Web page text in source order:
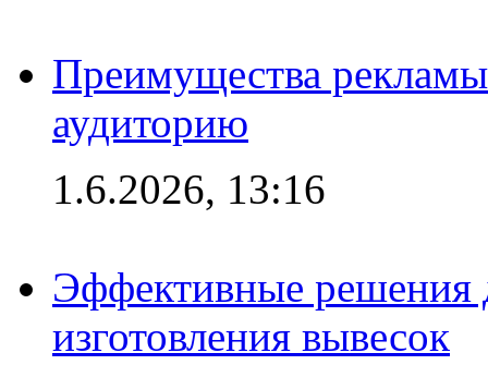
Преимущества
аудиторию
1.6.2026, 13:16
Эффективные решения
изготовления вывесок